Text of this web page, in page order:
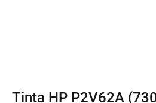
Tinta HP P2V62A (730) Cian